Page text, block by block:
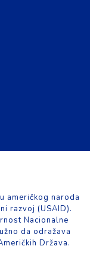
američkog naroda
razvoj (USAID).
Nacionalne
da odražava
Država.